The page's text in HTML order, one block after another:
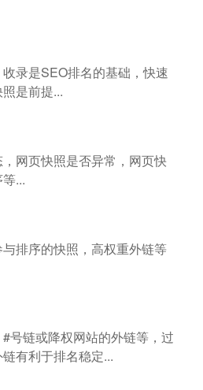
录是SEO排名的基础，快速
是前提...
网页快照是否异常，网页快
...
排序的快照，高权重外链等
号链或降权网站的外链等，过
有利于排名稳定...